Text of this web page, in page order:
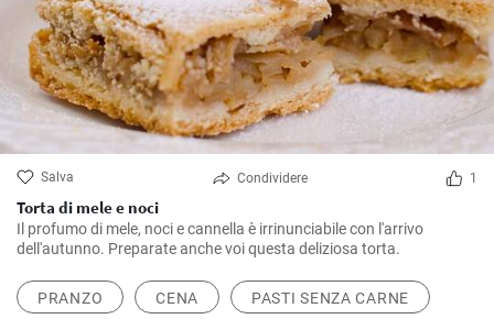
Salva Condividere 1
Torta di mele e noci
Il profumo di mele, noci e cannella è irrinunciabile con l'arrivo
dell'autunno. Preparate anche voi questa deliziosa torta.
PRANZO CENA PASTI SENZA CARNE